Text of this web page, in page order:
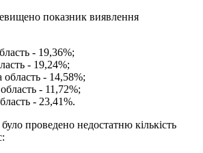
показник виявлення
- 19,36%;
- 19,24%;
- 14,58%;
- 11,72%;
- 23,41%.
проведено недостатню кількість